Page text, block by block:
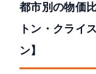
都市別の物価
トン・クライ
ン】